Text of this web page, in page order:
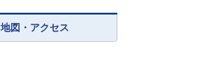
地図・アクセス